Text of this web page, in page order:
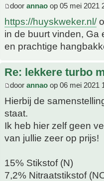
door annao op 05 mei 2021
https://huyskweker.nl/
in de buurt vinden, Ga
en prachtige
Re: lekkere turbo
door annao op 06 mei 2021
Hierbij de
staat.
Ik heb hier zelf geen
van jullie zeer op prijs!
15% Stikstof (N)
7,2% Nitraatstikstof